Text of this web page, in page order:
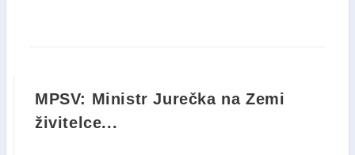
MPSV: Ministr Jurečka na Zemi
živitelce...